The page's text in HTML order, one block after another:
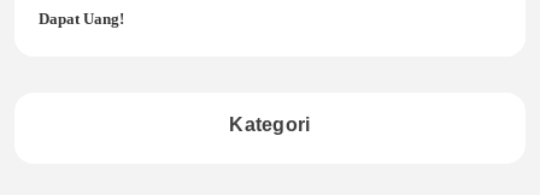
Dapat Uang!
Kategori